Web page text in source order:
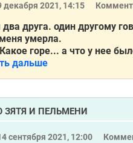
декабря 2021, 14:15
друга. один другому
умерла.
горе... а что у нее
дальше
ЗЯТЯ И ПЕЛЬМЕНИ
сентября 2021, 12:00